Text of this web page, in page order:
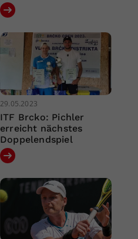
29.05.2023
ITF Brcko: Pichler
erreicht nächstes
Doppelendspiel